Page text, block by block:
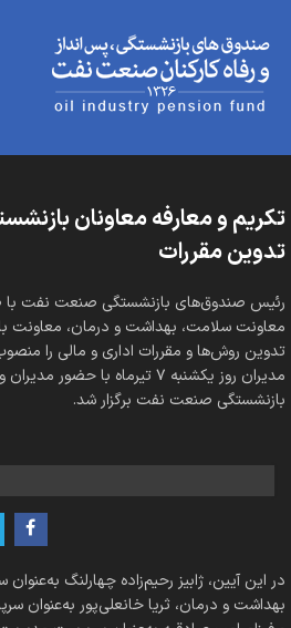
تکریم و معارفه معاونان
تدوین مقررات
رئیس صندوق‌های بازنشستگی صنعت نفت با
معاونت سلامت، بهداشت و درمان، معاونت
تدوین روش‌ها و مقررات اداری و مالی را
مدیران روز یکشنبه ۷ تیرماه با
بازنشستگی صنعت نفت برگزار شد.
در این آیین، ژابیز رحیم‌زاده چهارلنگ
بهداشت و درمان، ثریا خانعلی‌پور به‌عنوان